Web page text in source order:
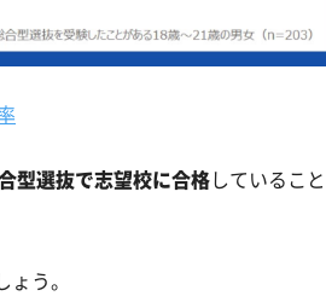
型選抜で志望校に合格していること
う。